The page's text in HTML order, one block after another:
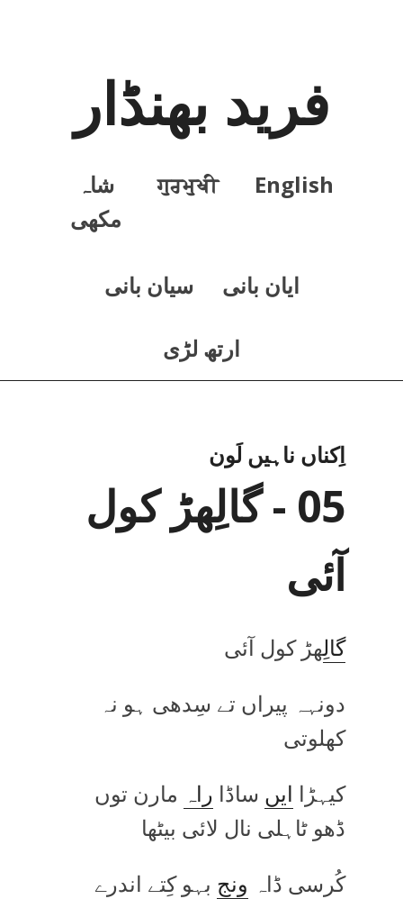
فرید بھنڈار
English
ਗੁਰਮੁਖੀ
شاہ
مکھی
ايان بانی سيان بانی
ارتھ لڑی
اِکناں ناہیں لَون
05 - گالِھڑ کول
آئی
گالِھڑ کول آئی
دونہہ پیراں تے سِدھی ہو نہ
کھلوتی
کیہڑا ایں ساڈا راہ مارن توں
ڈھو ٹاہلی نال لائی بیٹھا
کُرسی ڈاہ ونج بہو کِتے اندرے